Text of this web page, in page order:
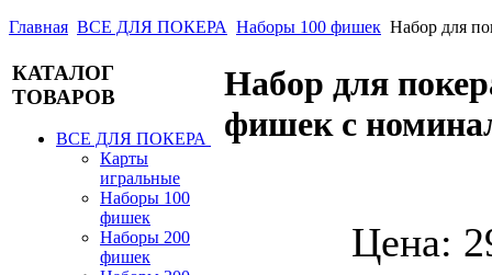
Главная ВСЕ ДЛЯ ПОКЕРА Наборы 100 фишек Набор для
КАТАЛОГ
ТОВАРОВ
ВСЕ ДЛЯ ПОКЕРА
Карты
игральные
Наборы 100
фишек
Наборы 200
фишек
Набор для
фишек с
Цена: